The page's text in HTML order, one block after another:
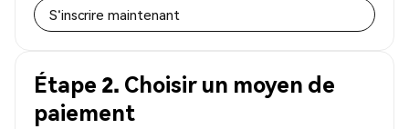
S'inscrire maintenant
Étape 2. Choisir un moyen de
paiement